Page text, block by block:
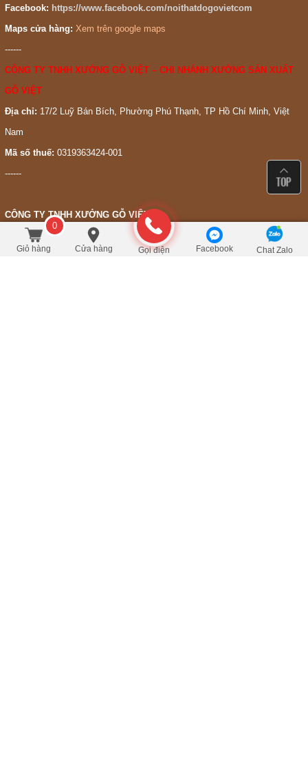
Facebook: https://www.facebook.com/noithatdogovietcom
Maps cửa hàng: Xem trên google maps
------
CÔNG TY TNHH XƯỞNG GỖ VIỆT – CHI NHÁNH XƯỞNG SẢN XUẤT
GỖ VIỆT
Địa chỉ: 17/2 Luỹ Bán Bích, Phường Phú Thạnh, TP Hồ Chí Minh, Việt
Nam
Mã số thuế: 0319363424-001
------
CÔNG TY TNHH XƯỞNG GỖ VIỆT
Mã số thuế:0319363424
Liên hệ hợp tác: 0988887878 - 0944442288
0
Giỏ hàng Cửa hàng Gọi điện Facebook Chat Zalo